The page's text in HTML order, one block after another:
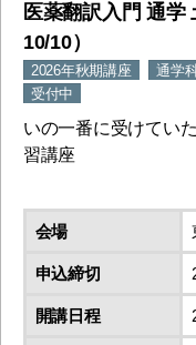
医薬翻訳入門 通学
10/10）
2026年秋期講座 通学
受付中
いの一番に受けてい
習講座
会場
申込締切
開講日程